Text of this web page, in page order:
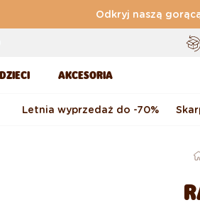
Odkryj naszą
DZIECI AKCESORIA
Letnia wyprzedaż do -70%